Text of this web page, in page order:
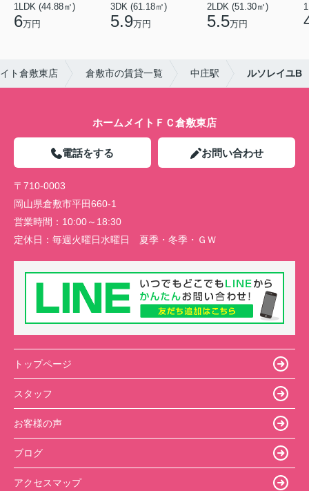
1LDK (44.88㎡)
6万円
3DK (61.18㎡)
5.9万円
2LDK (51.30㎡)
5.5万円
ト倉敷東店 倉敷市の賃貸一覧 中庄駅 ルソレイユB
ホームメイトＦＣ倉敷東店
電話をする お問い合わせ
〒710-0003
岡山県倉敷市平田660-1
営業時間： 10:00～18:30
定休日： 毎週火曜日水曜日 夏季・冬季・ＧＷ
トップページ
スタッフ
お客様の声
ブログ
アクセスマップ